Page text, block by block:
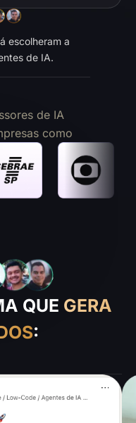
escolheram a
de IA.
de IA
como
alunos
QUE GERA
: